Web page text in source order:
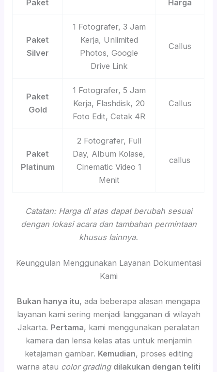
Paket Harga
Paket
Silver
1 Fotografer, 3 Jam
Kerja, Unlimited
Photos, Google
Drive Link
Callus
Paket
Gold
1 Fotografer, 5 Jam
Kerja, Flashdisk, 20
Foto Edit, Cetak 4R
Callus
Paket
Platinum
2 Fotografer, Full
Day, Album Kolase,
Cinematic Video 1
Menit
callus
Catatan: Harga di atas dapat berubah sesuai
dengan lokasi acara dan tambahan permintaan
khusus lainnya.
Keunggulan Menggunakan Layanan Dokumentasi
Kami
Bukan hanya itu, ada beberapa alasan mengapa
layanan kami sering menjadi langganan di wilayah
Jakarta. Pertama, kami menggunakan peralatan
kamera dan lensa kelas atas untuk menjamin
ketajaman gambar. Kemudian, proses editing
warna atau color grading dilakukan dengan teliti